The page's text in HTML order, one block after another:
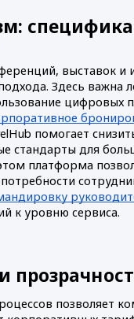
выставок и
Здесь важна
цифровых
помогает
стандарты для
платформа
к уровню сервиса.
позволяет